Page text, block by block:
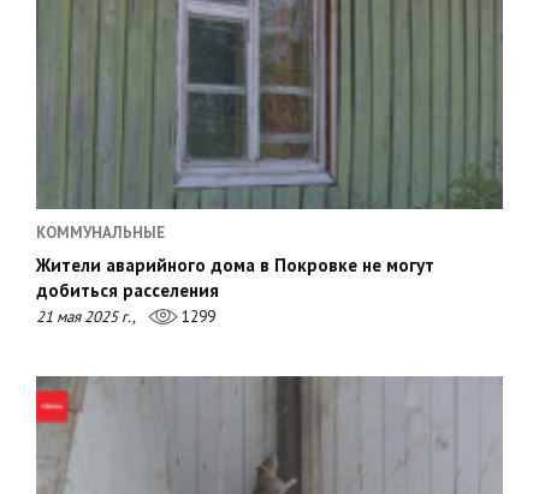
КОММУНАЛЬНЫЕ
Жители аварийного дома в Покровке не могут
добиться расселения
21 мая 2025 г., 1299